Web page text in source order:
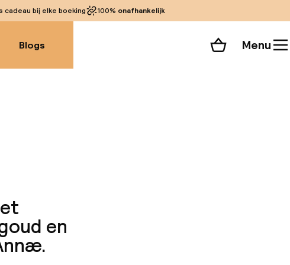
cadeau bij elke boeking 100% onafhankelijk
Blogs Winkelmand
Menu
en